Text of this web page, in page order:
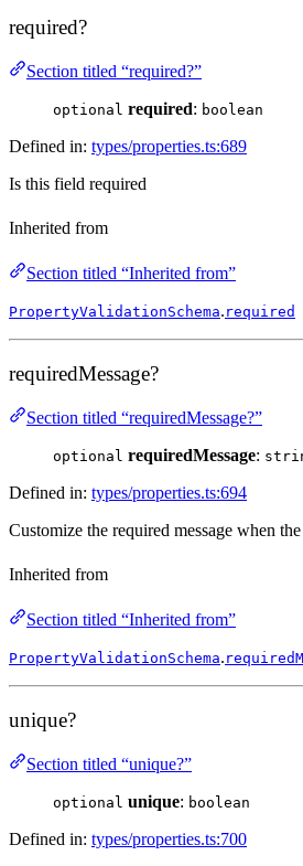
required?
Section titled “required?”
optional required: boolean
Defined in: types/properties.ts:689
Is this field required
Inherited from
Section titled “Inherited from”
PropertyValidationSchema. required
requiredMessage?
Section titled “requiredMessage?”
optional requiredMessage:
Defined in: types/properties.ts:694
Customize the required message when
Inherited from
Section titled “Inherited from”
PropertyValidationSchema.
unique?
Section titled “unique?”
optional unique: boolean
Defined in: types/properties.ts:700